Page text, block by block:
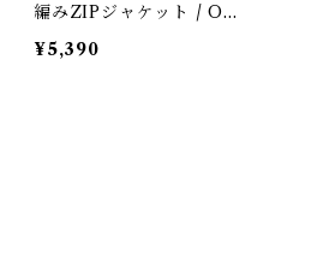
編みZIPジャケット / Ope
nwork Knit Track Zip
Cardigan (残りわずか)
¥5,390